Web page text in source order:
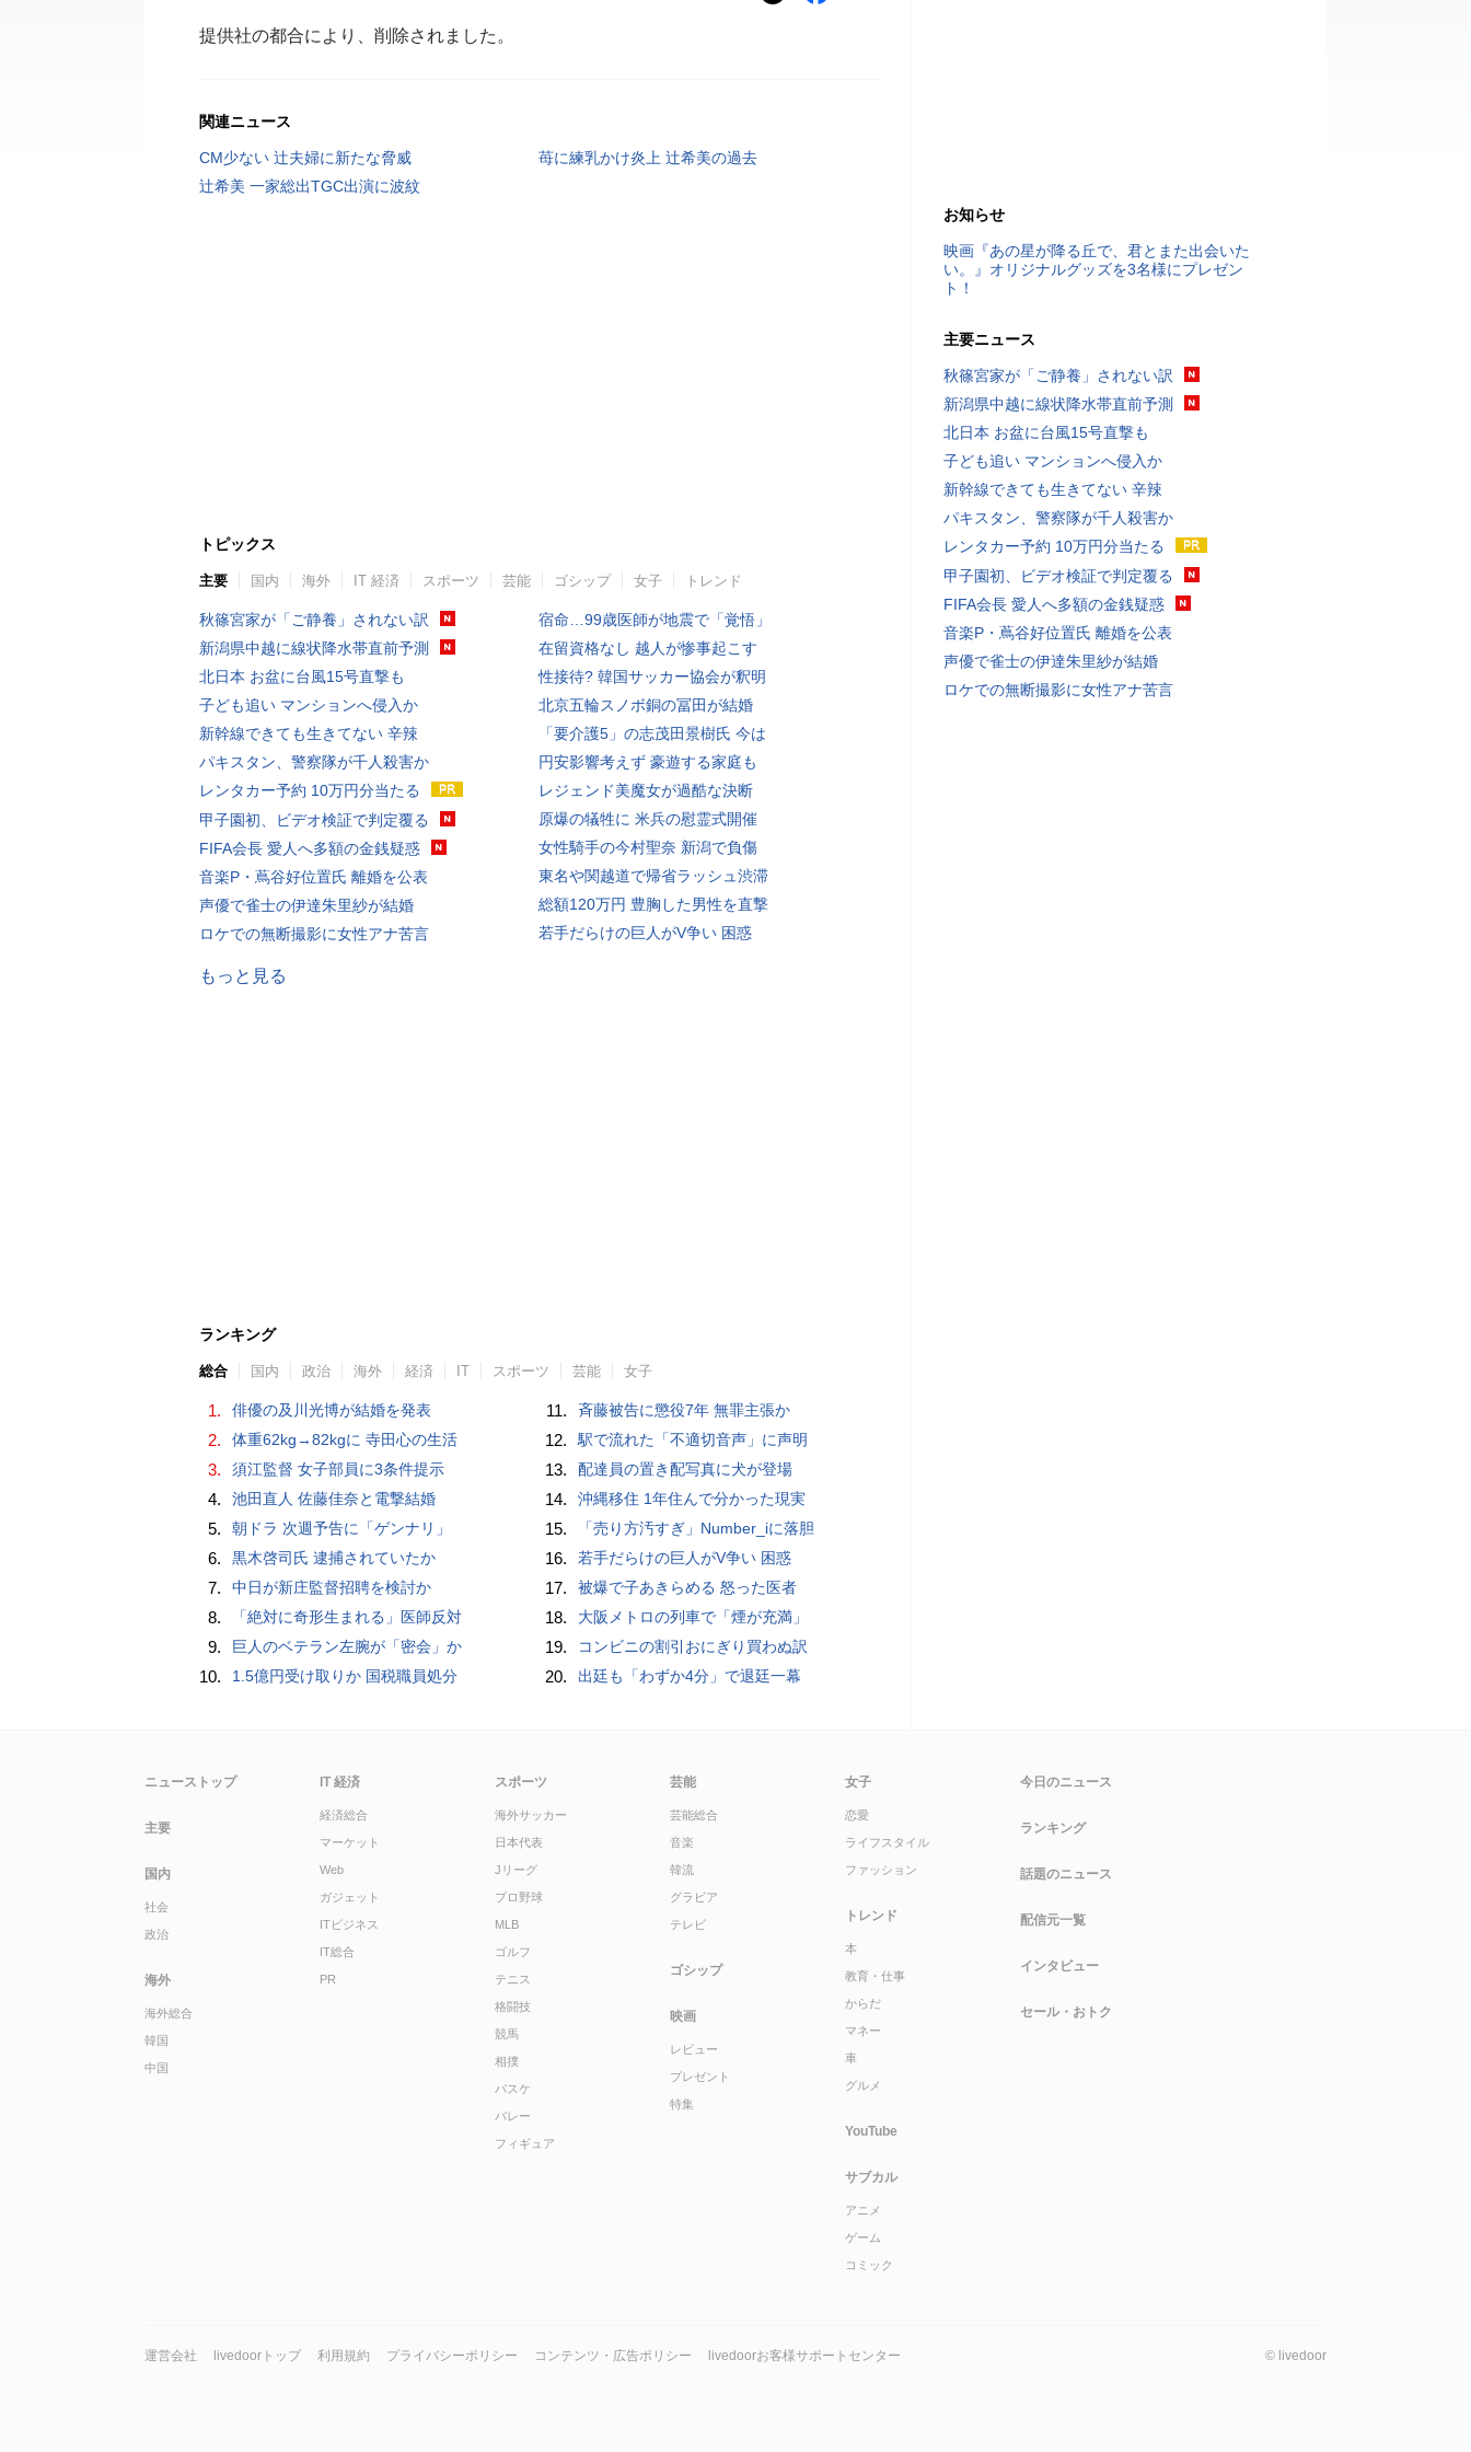
提供社の都合により、削除されました。
関連ニュース
CM少ない 辻夫婦に新たな脅威
苺に練乳かけ炎上 辻希美の過去
辻希美 一家総出TGC出演に波紋
トピックス
主要 国内 海外 IT 経済 スポーツ 芸能 ゴシップ 女子 トレンド
秋篠宮家が「ご静養」されない訳
新潟県中越に線状降水帯直前予測
北日本 お盆に台風15号直撃も
子ども追い マンションへ侵入か
新幹線できても生きてない 辛辣
パキスタン、警察隊が千人殺害か
レンタカー予約 10万円分当たる
甲子園初、ビデオ検証で判定覆る
FIFA会長 愛人へ多額の金銭疑惑
音楽P・蔦谷好位置氏 離婚を公表
声優で雀士の伊達朱里紗が結婚
ロケでの無断撮影に女性アナ苦言
宿命…99歳医師が地震で「覚悟」
在留資格なし 越人が惨事起こす
性接待? 韓国サッカー協会が釈明
北京五輪スノボ銅の冨田が結婚
「要介護5」の志茂田景樹氏 今は
円安影響考えず 豪遊する家庭も
レジェンド美魔女が過酷な決断
原爆の犠牲に 米兵の慰霊式開催
女性騎手の今村聖奈 新潟で負傷
東名や関越道で帰省ラッシュ渋滞
総額120万円 豊胸した男性を直撃
若手だらけの巨人がV争い 困惑
もっと見る
ランキング
総合 国内 政治 海外 経済 IT スポーツ 芸能 女子
1. 俳優の及川光博が結婚を発表
2. 体重62kg→82kgに 寺田心の生活
3. 須江監督 女子部員に3条件提示
4. 池田直人 佐藤佳奈と電撃結婚
5. 朝ドラ 次週予告に「ゲンナリ」
6. 黒木啓司氏 逮捕されていたか
7. 中日が新庄監督招聘を検討か
8. 「絶対に奇形生まれる」医師反対
9. 巨人のベテラン左腕が「密会」か
10. 1.5億円受け取りか 国税職員処分
11. 斉藤被告に懲役7年 無罪主張か
12. 駅で流れた「不適切音声」に声明
13. 配達員の置き配写真に犬が登場
14. 沖縄移住 1年住んで分かった現実
15. 「売り方汚すぎ」Number_iに落胆
16. 若手だらけの巨人がV争い 困惑
17. 被爆で子あきらめる 怒った医者
18. 大阪メトロの列車で「煙が充満」
19. コンビニの割引おにぎり買わぬ訳
20. 出廷も「わずか4分」で退廷一幕
お知らせ
映画『あの星が降る丘で、君とまた出会いた
い。』オリジナルグッズを3名様にプレゼン
ト！
主要ニュース
秋篠宮家が「ご静養」されない訳
新潟県中越に線状降水帯直前予測
北日本 お盆に台風15号直撃も
子ども追い マンションへ侵入か
新幹線できても生きてない 辛辣
パキスタン、警察隊が千人殺害か
レンタカー予約 10万円分当たる
甲子園初、ビデオ検証で判定覆る
FIFA会長 愛人へ多額の金銭疑惑
音楽P・蔦谷好位置氏 離婚を公表
声優で雀士の伊達朱里紗が結婚
ロケでの無断撮影に女性アナ苦言
ニューストップ
主要
国内
社会
政治
海外
海外総合
韓国
中国
IT 経済
経済総合
マーケット
Web
ガジェット
ITビジネス
IT総合
PR
スポーツ
海外サッカー
日本代表
Jリーグ
プロ野球
MLB
ゴルフ
テニス
格闘技
競馬
相撲
バスケ
バレー
フィギュア
芸能
芸能総合
音楽
韓流
グラビア
テレビ
ゴシップ
映画
レビュー
プレゼント
特集
女子
恋愛
ライフスタイル
ファッション
トレンド
本
教育・仕事
からだ
マネー
車
グルメ
YouTube
サブカル
アニメ
ゲーム
コミック
今日のニュース
ランキング
話題のニュース
配信元一覧
インタビュー
セール・おトク
運営会社 livedoorトップ 利用規約 プライバシーポリシー コンテンツ・広告ポリシー livedoorお客様サポートセンター © livedoor